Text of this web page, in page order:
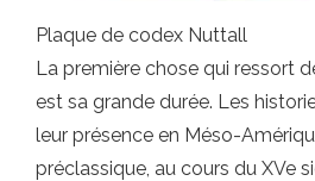
Plaque de codex Nuttall
La première chose qui ressort
est sa grande durée. Les
leur présence en Méso-
préclassique, au cours du XVe